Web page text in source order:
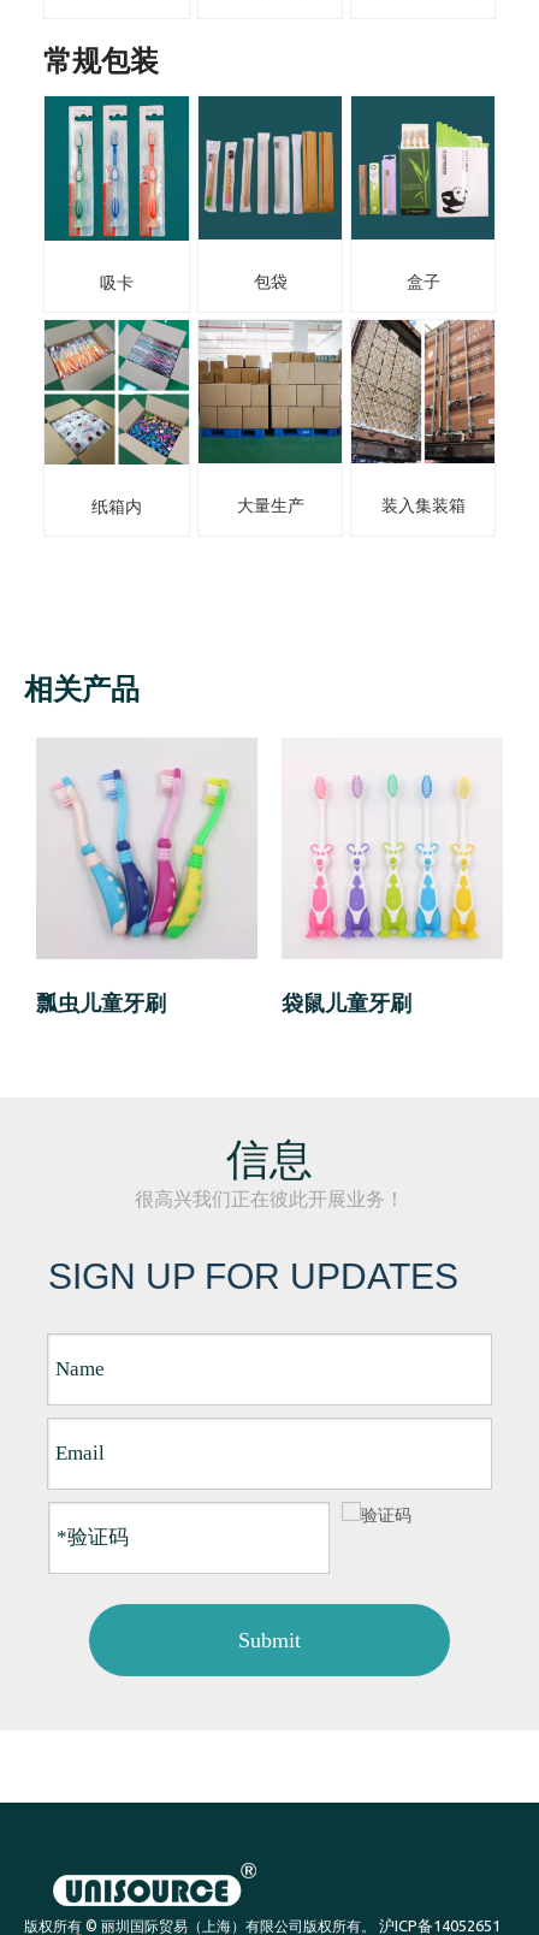
常规包装
吸卡 包袋 盒子
纸箱内 大量生产 装入集装箱
相关产品
瓢虫儿童牙刷 袋鼠儿童牙刷
信息
很高兴我们正在彼此开展业务！
SIGN UP FOR UPDATES
Submit
版权所有 © 丽圳国际贸易（上海）有限公司版权所有。 沪ICP备14052651